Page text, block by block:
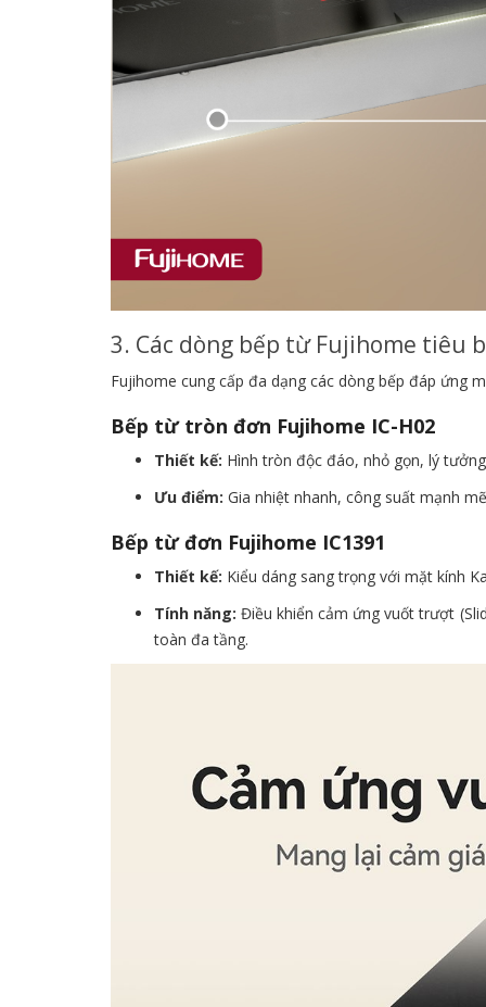
3. Các dòng bếp từ Fujihome tiêu
Fujihome cung cấp đa dạng các dòng bếp đáp ứng
Bếp từ tròn đơn Fujihome IC-H02
Thiết kế: Hình tròn độc đáo, nhỏ gọn, lý
Ưu điểm: Gia nhiệt nhanh, công suất mạnh
Bếp từ đơn Fujihome IC1391
Thiết kế: Kiểu dáng sang trọng với mặt kính
Tính năng: Điều khiển cảm ứng vuốt trượt
toàn đa tầng.